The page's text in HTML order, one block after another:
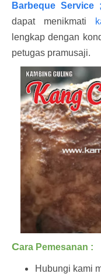
Barbeque Service
dapat menikmati
lengkap dengan
petugas pramusaji.
Cara Pemesanan :
Hubungi kami